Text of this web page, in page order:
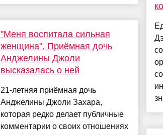
"Меня воспитала сильная
женщина". Приёмная дочь
Анджелины Джоли
высказалась о ней
21-летняя приёмная дочь
Анджелины Джоли Захара,
которая редко делает публичные
комментарии о своих отношениях